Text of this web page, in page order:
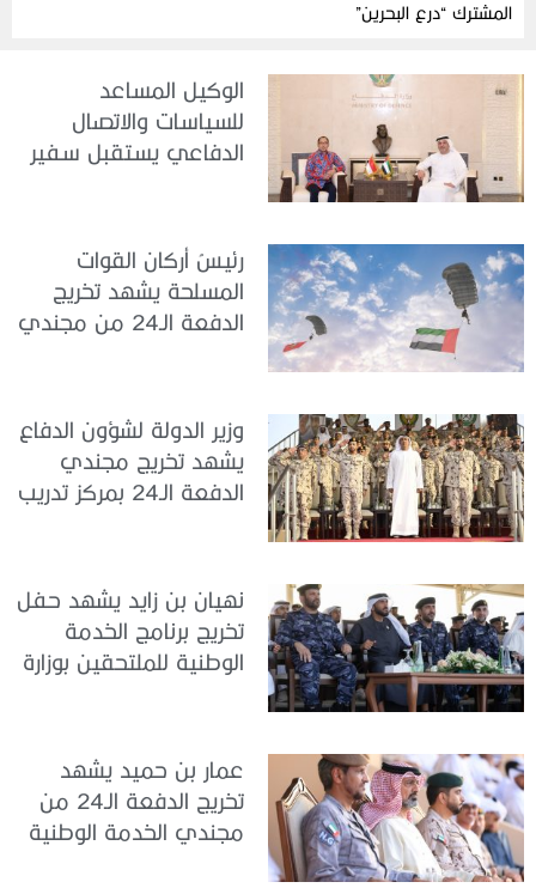
المشترك “درع البحرين”
الوكيل المساعد
للسياسات والاتصال
الدفاعي يستقبل سفير
رئيسُ أركان القوات
المسلحة يشهد تخريج
الدفعة الـ24 من مجندي
وزير الدولة لشؤون الدفاع
يشهد تخريج مجندي
الدفعة الـ24 بمركز تدريب
نهيان بن زايد يشهد حفل
تخريج برنامج الخدمة
الوطنية للملتحقين بوزارة
عمار بن حميد يشهد
تخريج الدفعة الـ24 من
مجندي الخدمة الوطنية